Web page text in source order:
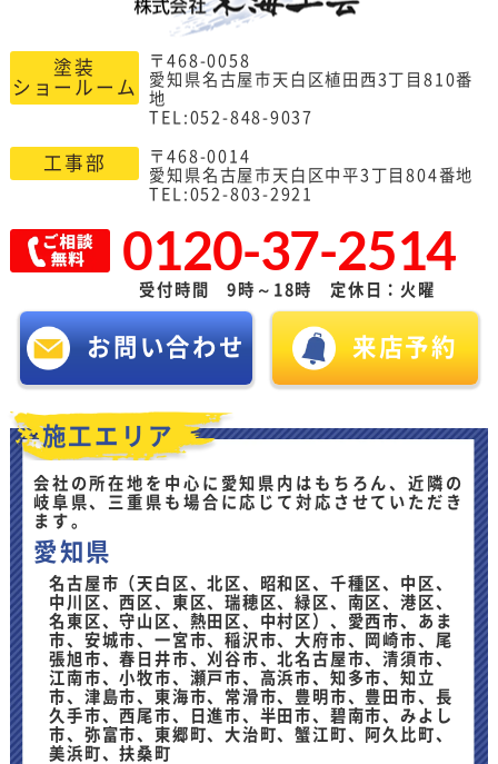
塗装
ショールーム
〒468-0058
愛知県名古屋市天白区植田西3丁目810番
地
TEL:052-848-9037
工事部
〒468-0014
愛知県名古屋市天白区中平3丁目804番地
TEL:052-803-2921
0120-37-2514
受付時間 9時～18時 定休日：火曜
お問い合わせ 来店予約
施工エリア
会社の所在地を中心に愛知県内はもちろん、近隣の
岐阜県、三重県も場合に応じて対応させていただき
ます。
愛知県
名古屋市（天白区、北区、昭和区、千種区、中区、
中川区、西区、東区、瑞穂区、緑区、南区、港区、
名東区、守山区、熱田区、中村区）、愛西市、あま
市、安城市、一宮市、稲沢市、大府市、岡崎市、尾
張旭市、春日井市、刈谷市、北名古屋市、清須市、
江南市、小牧市、瀬戸市、高浜市、知多市、知立
市、津島市、東海市、常滑市、豊明市、豊田市、長
久手市、西尾市、日進市、半田市、碧南市、みよし
市、弥富市、東郷町、大治町、蟹江町、阿久比町、
美浜町、扶桑町